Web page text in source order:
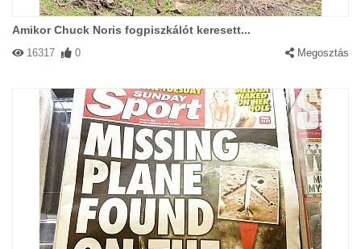
Amikor Chuck Noris fogpiszkálót keresett...
16317 0 Megosztás